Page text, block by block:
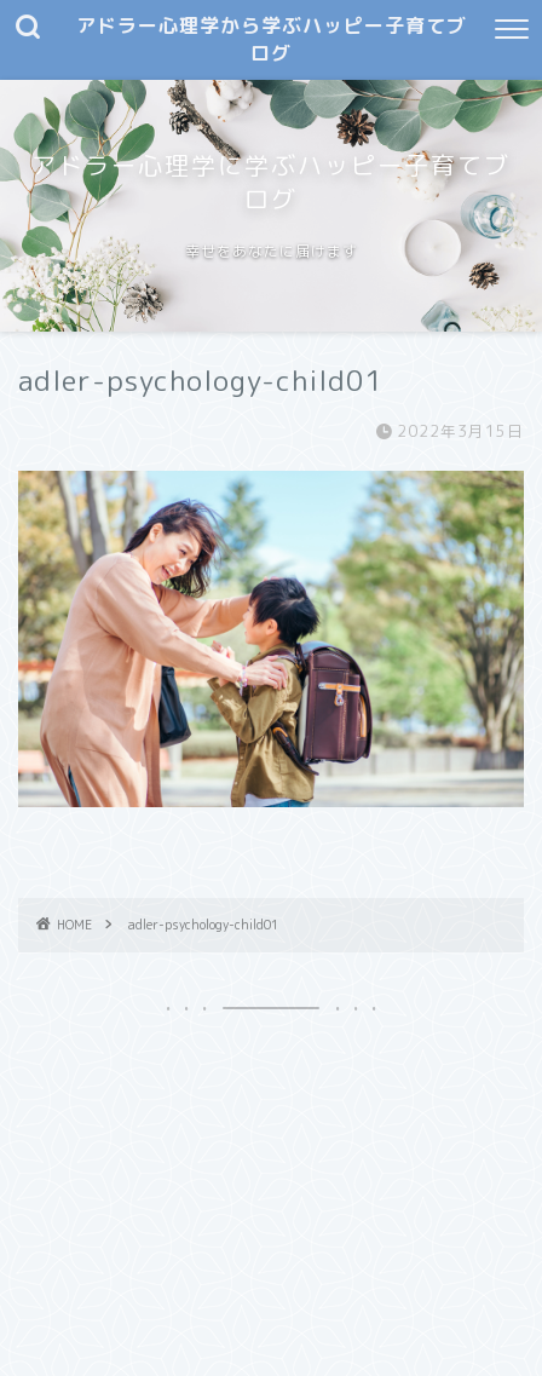
アドラー心理学から学ぶハッピー子育てブ
ログ
アドラー心理学に学ぶハッピー子育てブ
ログ
幸せをあなたに届けます
adler-psychology-child01
2022年3月15日
HOME adler-psychology-child01